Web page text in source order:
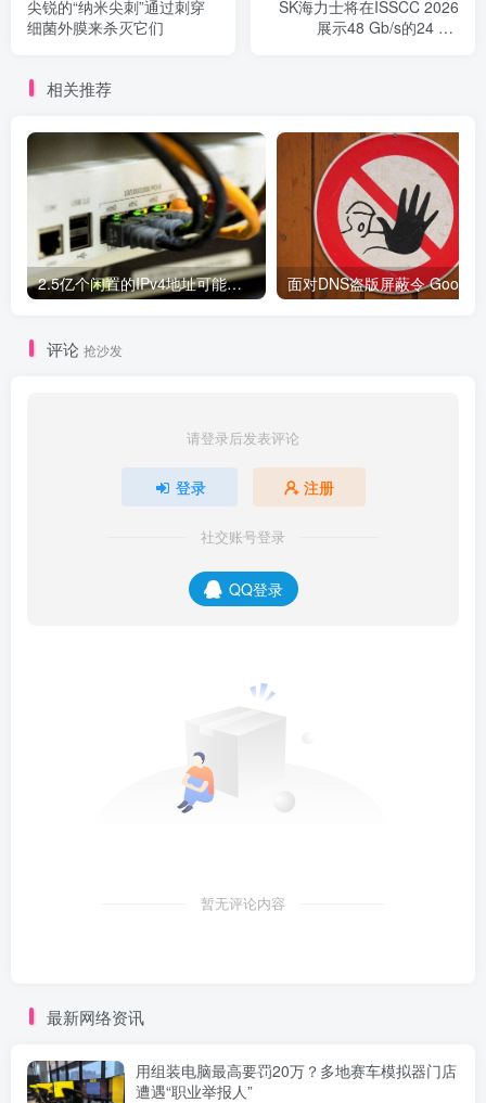
尖锐的“纳米尖刺”通过刺穿
细菌外膜来杀灭它们
SK海力士将在ISSCC 2026
展示48 Gb/s的24 Gb
相关推荐
2.5亿个闲置的IPv4地址可能被释放，但仍面临重重阻碍
评论 抢沙发
请登录后发表评论
登录 注册
社交账号登录
QQ登录
暂无评论内容
最新网络资讯
用组装电脑最高要罚20万？多地赛车模拟器门店
遭遇“职业举报人”